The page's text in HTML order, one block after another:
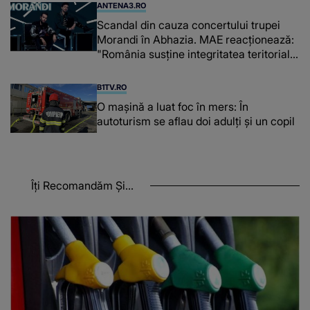
ANTENA3.RO
Scandal din cauza concertului trupei
Morandi în Abhazia. MAE reacționează:
"România susține integritatea teritorială
B1TV.RO
O maşină a luat foc în mers: În
autoturism se aflau doi adulți și un copil
Îți Recomandăm Și...